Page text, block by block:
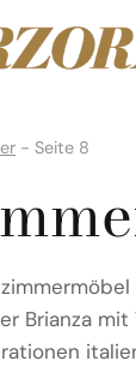
- Seite 8
Brianza